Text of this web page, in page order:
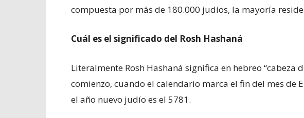
compuesta por más de 180.000 judíos, la mayoría
Cuál es el significado del Rosh Hashaná
Literalmente Rosh Hashaná significa en hebreo “cabeza
comienzo, cuando el calendario marca el fin del mes de
el año nuevo judío es el 5781.